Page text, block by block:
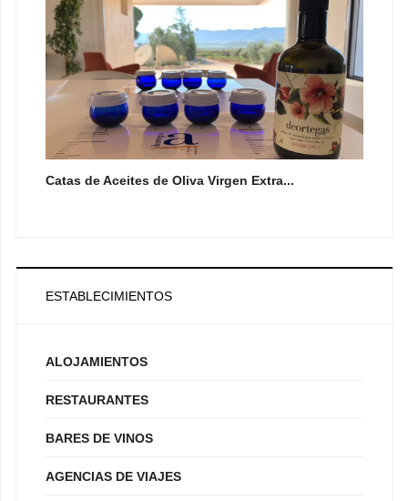
Catas de Aceites de Oliva Virgen Extra...
ESTABLECIMIENTOS
ALOJAMIENTOS
RESTAURANTES
BARES DE VINOS
AGENCIAS DE VIAJES